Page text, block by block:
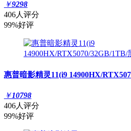
￥9298
406人评分
99%好评
惠普暗影精灵11(i9 14900HX/
￥10798
406人评分
99%好评